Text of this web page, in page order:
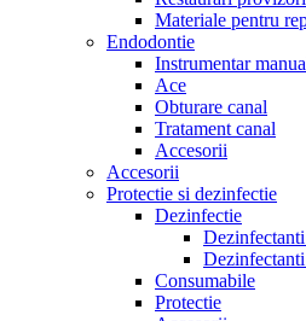
Materiale pentru
Endodontie
Instrumentar
Ace
Obturare canal
Tratament canal
Accesorii
Accesorii
Protectie si dezinfectie
Dezinfectie
Consumabile
Protectie